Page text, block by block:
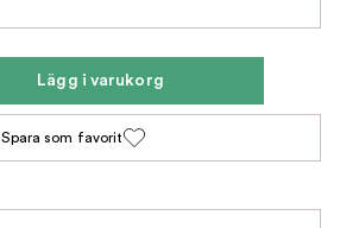
Lägg i varukorg
Spara som favorit